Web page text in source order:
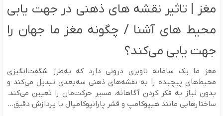
مغز | تاثیر نقشه‌ های ذهنی در جهت یابی
محیط‌ های آشنا / چگونه مغز ما جهان را
جهت یابی می‌کند؟
مغز ما یک سامانه ناوبری درونی دارد که به‌طرز شگفت‌انگیزی
محیط‌های پیچیده را به نقشه‌های ذهنی سه‌بعدی تبدیل می‌کند و
بدون نیاز به فکر کردن آگاهانه، مسیر حرکت‌مان را تعیین می‌کند.
ساختارهایی مانند هیپوکامپ و قشر پارانپوکامپال با پردازش دقیق...